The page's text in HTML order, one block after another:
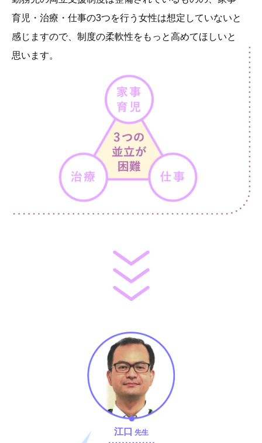
育児・治療・仕事の3つを行う女性は想定していないと
感じますので、制度の柔軟性をもっと高めてほしいと
思います。
江口 先生